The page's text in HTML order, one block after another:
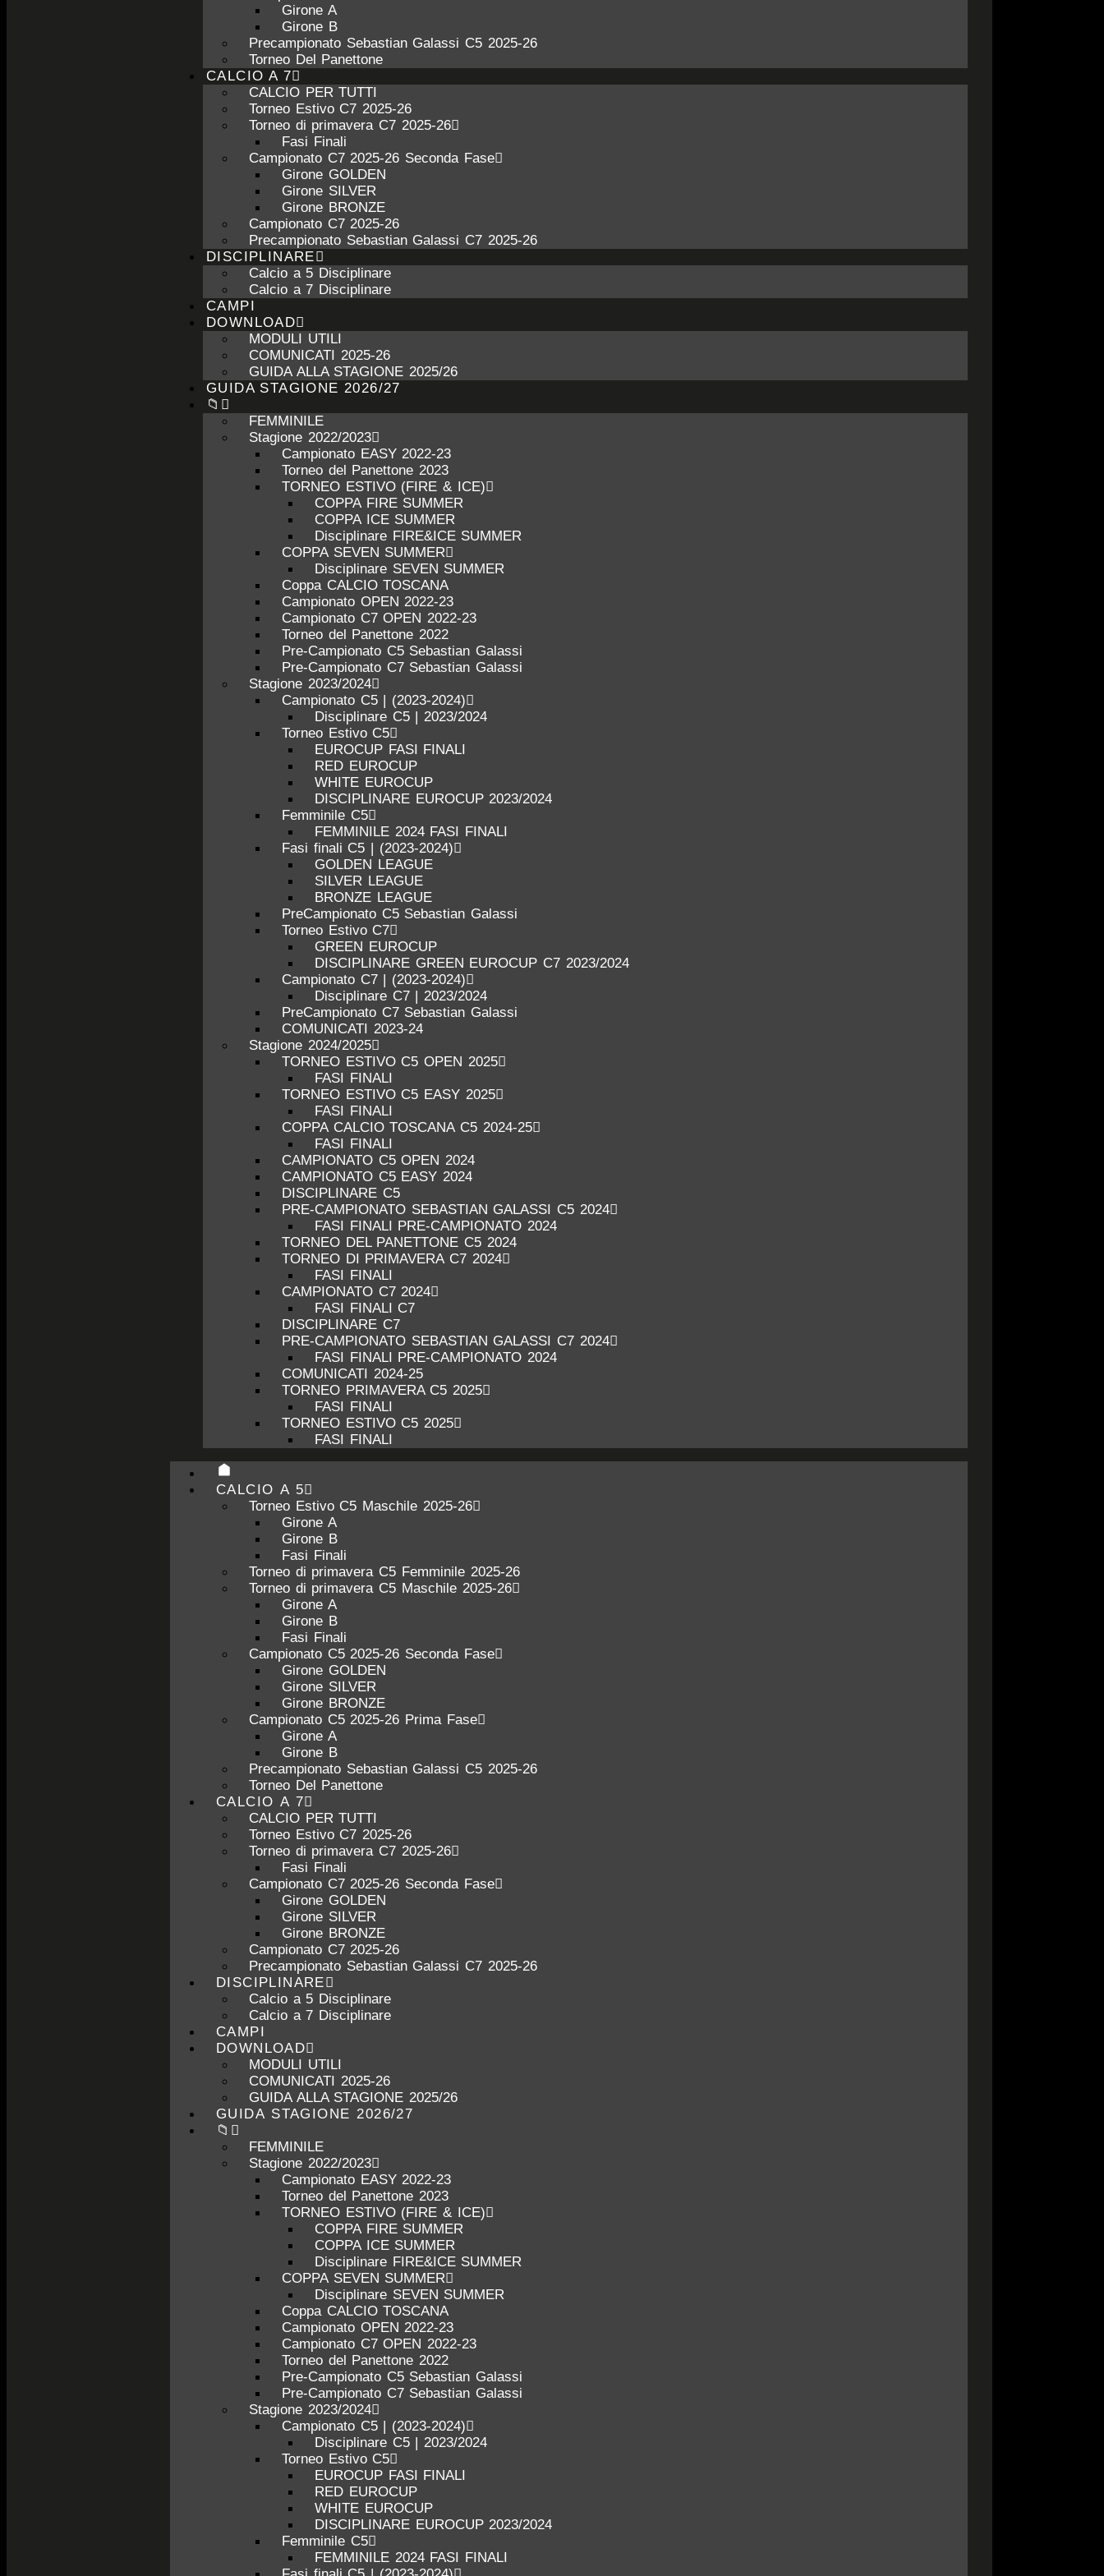
Girone A
Girone B
Precampionato Sebastian Galassi C5 2025-26
Torneo Del Panettone
CALCIO A 7
CALCIO PER TUTTI
Torneo Estivo C7 2025-26
Torneo di primavera C7 2025-26
Fasi Finali
Campionato C7 2025-26 Seconda Fase
Girone GOLDEN
Girone SILVER
Girone BRONZE
Campionato C7 2025-26
Precampionato Sebastian Galassi C7 2025-26
DISCIPLINARE
Calcio a 5 Disciplinare
Calcio a 7 Disciplinare
CAMPI
DOWNLOAD
MODULI UTILI
COMUNICATI 2025-26
GUIDA ALLA STAGIONE 2025/26
GUIDA STAGIONE 2026/27
📁
FEMMINILE
Stagione 2022/2023
Campionato EASY 2022-23
Torneo del Panettone 2023
TORNEO ESTIVO (FIRE & ICE)
COPPA FIRE SUMMER
COPPA ICE SUMMER
Disciplinare FIRE&ICE SUMMER
COPPA SEVEN SUMMER
Disciplinare SEVEN SUMMER
Coppa CALCIO TOSCANA
Campionato OPEN 2022-23
Campionato C7 OPEN 2022-23
Torneo del Panettone 2022
Pre-Campionato C5 Sebastian Galassi
Pre-Campionato C7 Sebastian Galassi
Stagione 2023/2024
Campionato C5 | (2023-2024)
Disciplinare C5 | 2023/2024
Torneo Estivo C5
EUROCUP FASI FINALI
RED EUROCUP
WHITE EUROCUP
DISCIPLINARE EUROCUP 2023/2024
Femminile C5
FEMMINILE 2024 FASI FINALI
Fasi finali C5 | (2023-2024)
GOLDEN LEAGUE
SILVER LEAGUE
BRONZE LEAGUE
PreCampionato C5 Sebastian Galassi
Torneo Estivo C7
GREEN EUROCUP
DISCIPLINARE GREEN EUROCUP C7 2023/2024
Campionato C7 | (2023-2024)
Disciplinare C7 | 2023/2024
PreCampionato C7 Sebastian Galassi
COMUNICATI 2023-24
Stagione 2024/2025
TORNEO ESTIVO C5 OPEN 2025
FASI FINALI
TORNEO ESTIVO C5 EASY 2025
FASI FINALI
COPPA CALCIO TOSCANA C5 2024-25
FASI FINALI
CAMPIONATO C5 OPEN 2024
CAMPIONATO C5 EASY 2024
DISCIPLINARE C5
PRE-CAMPIONATO SEBASTIAN GALASSI C5 2024
FASI FINALI PRE-CAMPIONATO 2024
TORNEO DEL PANETTONE C5 2024
TORNEO DI PRIMAVERA C7 2024
FASI FINALI
CAMPIONATO C7 2024
FASI FINALI C7
DISCIPLINARE C7
PRE-CAMPIONATO SEBASTIAN GALASSI C7 2024
FASI FINALI PRE-CAMPIONATO 2024
COMUNICATI 2024-25
TORNEO PRIMAVERA C5 2025
FASI FINALI
TORNEO ESTIVO C5 2025
FASI FINALI
CALCIO A 5
Torneo Estivo C5 Maschile 2025-26
Girone A
Girone B
Fasi Finali
Torneo di primavera C5 Femminile 2025-26
Torneo di primavera C5 Maschile 2025-26
Girone A
Girone B
Fasi Finali
Campionato C5 2025-26 Seconda Fase
Girone GOLDEN
Girone SILVER
Girone BRONZE
Campionato C5 2025-26 Prima Fase
Girone A
Girone B
Precampionato Sebastian Galassi C5 2025-26
Torneo Del Panettone
CALCIO A 7
CALCIO PER TUTTI
Torneo Estivo C7 2025-26
Torneo di primavera C7 2025-26
Fasi Finali
Campionato C7 2025-26 Seconda Fase
Girone GOLDEN
Girone SILVER
Girone BRONZE
Campionato C7 2025-26
Precampionato Sebastian Galassi C7 2025-26
DISCIPLINARE
Calcio a 5 Disciplinare
Calcio a 7 Disciplinare
CAMPI
DOWNLOAD
MODULI UTILI
COMUNICATI 2025-26
GUIDA ALLA STAGIONE 2025/26
GUIDA STAGIONE 2026/27
📁
FEMMINILE
Stagione 2022/2023
Campionato EASY 2022-23
Torneo del Panettone 2023
TORNEO ESTIVO (FIRE & ICE)
COPPA FIRE SUMMER
COPPA ICE SUMMER
Disciplinare FIRE&ICE SUMMER
COPPA SEVEN SUMMER
Disciplinare SEVEN SUMMER
Coppa CALCIO TOSCANA
Campionato OPEN 2022-23
Campionato C7 OPEN 2022-23
Torneo del Panettone 2022
Pre-Campionato C5 Sebastian Galassi
Pre-Campionato C7 Sebastian Galassi
Stagione 2023/2024
Campionato C5 | (2023-2024)
Disciplinare C5 | 2023/2024
Torneo Estivo C5
EUROCUP FASI FINALI
RED EUROCUP
WHITE EUROCUP
DISCIPLINARE EUROCUP 2023/2024
Femminile C5
FEMMINILE 2024 FASI FINALI